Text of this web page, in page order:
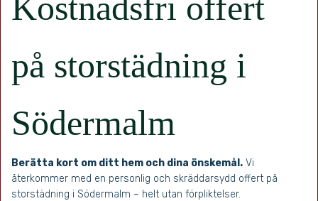
på storstädning i
Södermalm
Berätta kort om ditt hem och dina önskemål. Vi
återkommer med en personlig och skräddarsydd offert på
storstädning i Södermalm – helt utan förpliktelser.